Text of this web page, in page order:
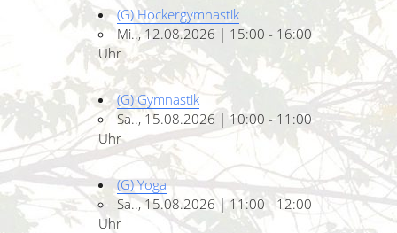
(G) Hockergymnastik
Mi.., 12.08.2026 | 15:00 - 16:00
Uhr
(G) Gymnastik
Sa.., 15.08.2026 | 10:00 - 11:00
Uhr
(G) Yoga
Sa.., 15.08.2026 | 11:00 - 12:00
Uhr